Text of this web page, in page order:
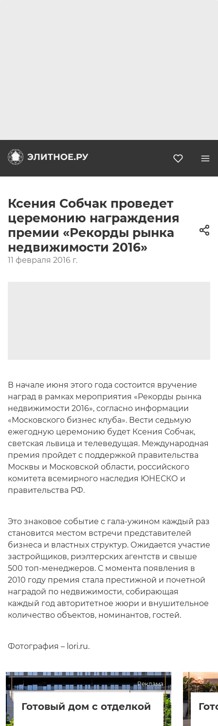
Ксения Собчак проведет
церемонию награждения
премии «Рекорды рынка
недвижимости 2016»
11 февраля 2016 г.
В начале июня этого года состоится вручение
наград в рамках мероприятия «Рекорды рынка
недвижимости 2016», согласно информации
«Московского бизнес клуба». Вести седьмую
ежегодную церемонию будет Ксения Собчак,
светская львица и телеведущая. Международная
премия пройдет с поддержкой правительства
Москвы и Московской области, российского
комитета всемирного наследия ЮНЕСКО и
правительства РФ.
Это знаковое событие с гала-ужином каждый раз
становится местом встречи представителей
бизнеса и властных структур. Ожидается участие
застройщиков, риэлтерских агентств и свыше
500 топ-менеджеров. С момента появления в
2010 году премия стала престижной и почетной
наградой по недвижимости, собирающая
каждый год авторитетное жюри и внушительное
количество объектов, номинантов, гостей.
Фотография – lori.ru.
Реклама
Готовый дом с отделкой